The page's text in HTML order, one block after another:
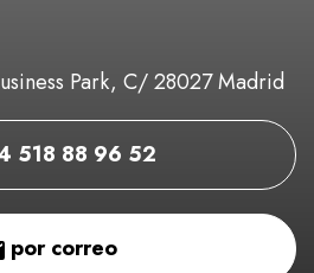
Park, C/ 28027 Madrid
518 88 96 52
por correo